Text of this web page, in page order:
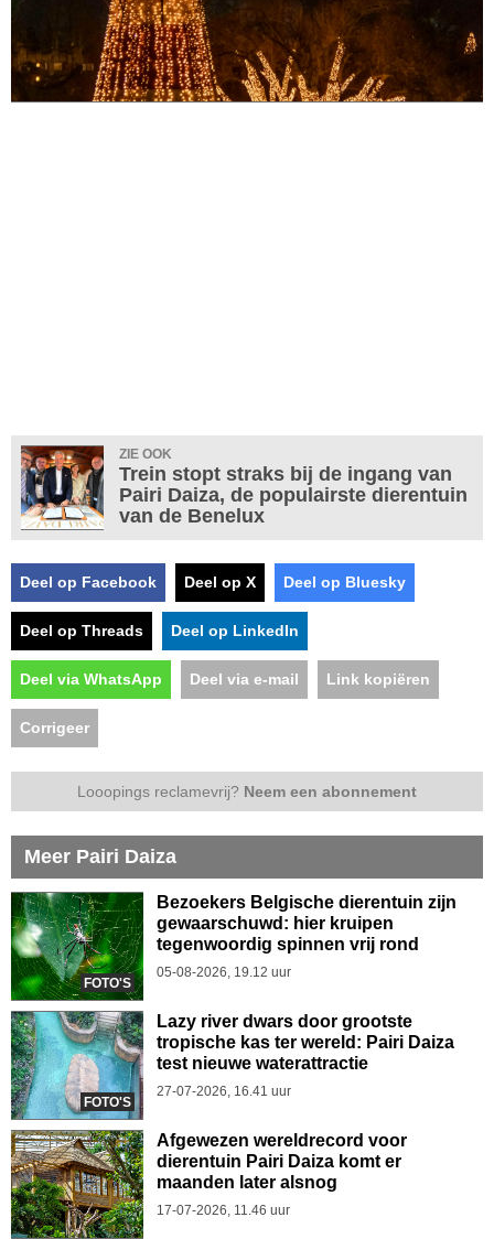
ZIE OOK
Trein stopt straks bij de ingang van
Pairi Daiza, de populairste dierentuin
van de Benelux
Deel op Facebook Deel op X Deel op Bluesky
Deel op Threads Deel op LinkedIn
Deel via WhatsApp Deel via e-mail Link kopiëren
Corrigeer
Looopings reclamevrij? Neem een abonnement
Meer Pairi Daiza
FOTO'S
Bezoekers Belgische dierentuin zijn
gewaarschuwd: hier kruipen
tegenwoordig spinnen vrij rond
05-08-2026, 19.12 uur
FOTO'S
Lazy river dwars door grootste
tropische kas ter wereld: Pairi Daiza
test nieuwe waterattractie
27-07-2026, 16.41 uur
Afgewezen wereldrecord voor
dierentuin Pairi Daiza komt er
maanden later alsnog
17-07-2026, 11.46 uur